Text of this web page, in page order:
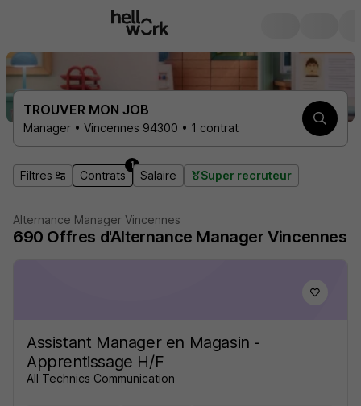
TROUVER MON JOB
Manager • Vincennes 94300 • 1 contrat
Filtres Contrats
1
Salaire Super recruteur
Alternance Manager Vincennes
690 Offres d'Alternance Manager Vincennes
Assistant Manager en Magasin -
Apprentissage H/F
All Technics Communication